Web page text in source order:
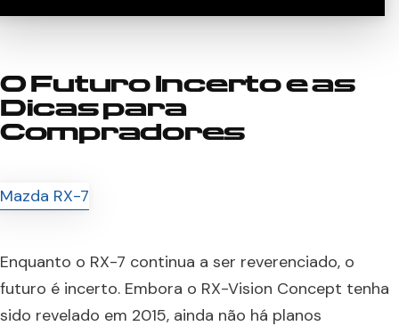
O Futuro Incerto e as
Dicas para
Compradores
Enquanto o RX-7 continua a ser reverenciado, o
futuro é incerto. Embora o RX-Vision Concept tenha
sido revelado em 2015, ainda não há planos